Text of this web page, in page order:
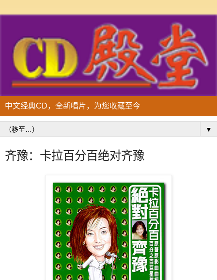
中文经典CD，全新唱片，为您收藏至今
▼
齐豫：卡拉百分百绝对齐豫